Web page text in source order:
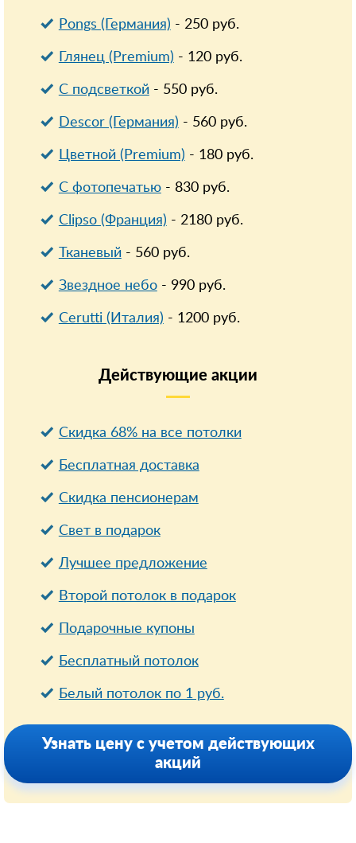
Pongs (Германия) - 250руб.
Глянец (Premium) - 120руб.
С подсветкой- 550руб.
Descor (Германия) - 560руб.
Цветной (Premium) - 180руб.
С фотопечатью- 830руб.
Clipso (Франция) - 2180руб.
Тканевый- 560руб.
Звездное небо- 990руб.
Cerutti (Италия) - 1200руб.
Действующие акции
Скидка 68% на все потолки
Бесплатная доставка
Cкидка пенсионерам
Свет в подарок
Лучшее предложение
Второй потолок в подарок
Подарочные купоны
Бесплатный потолок
Белый потолок по 1 руб.
Узнать цену с учетом действующих
акций